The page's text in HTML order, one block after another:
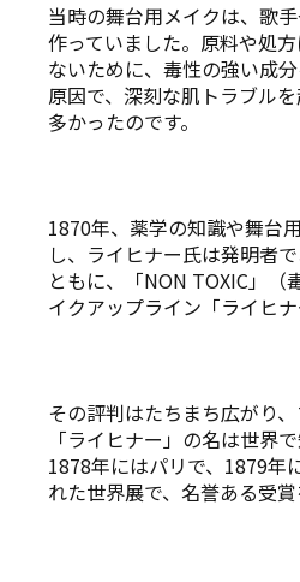
当時の舞台用メイクは、歌
作っていました。原料や処
ないために、毒性の強い成
原因で、深刻な肌トラブル
多かったのです。
1870年、薬学の知識や舞台
し、ライヒナー氏は発明者
ともに、「NON TOXIC」（
イクアップライン「ライヒ
その評判はたちまち広がり
「ライヒナー」の名は世界
1878年にはパリで、1879年
れた世界展で、名誉ある受賞